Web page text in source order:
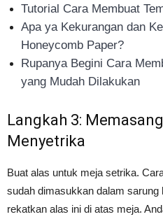
Tutorial Cara Membuat
Apa ya Kekurangan dan
Honeycomb Paper?
Rupanya Begini Cara
yang Mudah Dilakukan
Langkah 3:
Menyetrika
Buat alas untuk meja setrika.
sudah dimasukkan dalam sarung
rekatkan alas ini di atas meja.